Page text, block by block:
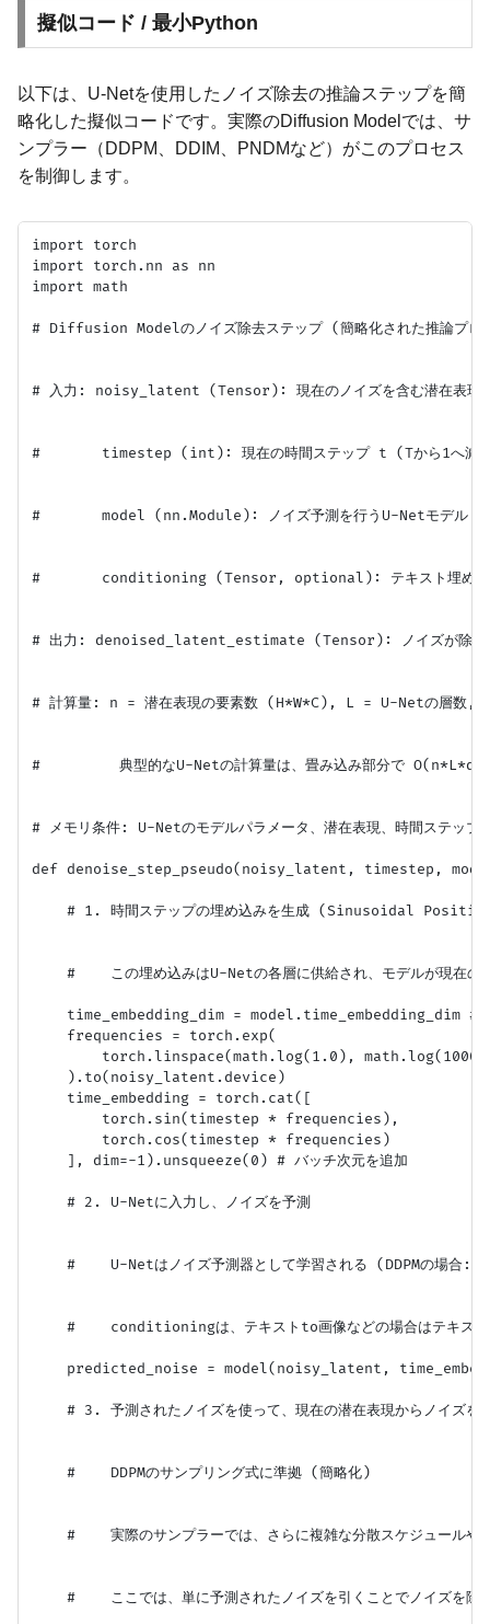
擬似コード / 最小Python
以下は、U-Netを使用したノイズ除去の推論ステップを簡
略化した擬似コードです。実際のDiffusion Modelでは、サ
ンプラー（DDPM、DDIM、PNDMなど）がこのプロセス
を制御します。
import torch
import torch.nn as nn
import math
# Diffusion Modelのノイズ除去ステップ (簡略化された推論プロ
# 入力: noisy_latent (Tensor): 現在のノイズを含む潜在表現
#       timestep (int): 現在の時間ステップ t (Tから1へ減
#       model (nn.Module): ノイズ予測を行うU-Netモデル
#       conditioning (Tensor, optional): テキスト埋め込み
# 出力: denoised_latent_estimate (Tensor): ノイズが除去さ
# 計算量: n = 潜在表現の要素数 (H*W*C), L = U-Netの層数,
#         典型的なU-Netの計算量は、畳み込み部分で
# メモリ条件: U-Netのモデルパラメータ、潜在表現、時間ステップ
def denoise_step_pseudo(noisy_latent, timestep,
# 1. 時間ステップの埋め込みを生成 (Sinusoidal
#    この埋め込みはU-Netの各層に供給され、モデルが現在の
time_embedding_dim = model.time_embedding_dim # U-
    frequencies = torch.exp(
torch.linspace(math.log(1.0),
    ).to(noisy_latent.device)
    time_embedding = torch.cat([
        torch.sin(timestep * frequencies),
        torch.cos(timestep * frequencies)
    ], dim=-1).unsqueeze(0) # バッチ次元を追加
    # 2. U-Netに入力し、ノイズを予測
#    U-Netはノイズ予測器として学習される (DDPMの場合
#    conditioningは、テキストto画像などの場合はテキスト
predicted_noise = model(noisy_latent,
# 3. 予測されたノイズを使って、現在の潜在表現からノイズを
    #    DDPMのサンプリング式に準拠 (簡略化)
#    実際のサンプラーでは、さらに複雑な分散スケジュールや
#    ここでは、単に予測されたノイズを引くことでノイズを除